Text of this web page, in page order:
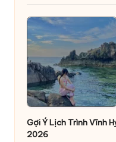
Gợi Ý Lịch Trình Vĩnh
2026